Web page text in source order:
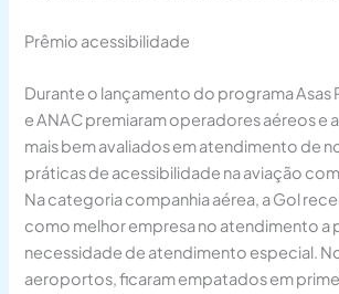
Prêmio acessibilidade
Durante o lançamento do programa Asas
e ANAC premiaram operadores aéreos e
mais bem avaliados em atendimento de
práticas de acessibilidade na aviação
Na categoria companhia aérea, a Gol
como melhor empresa no atendimento a
necessidade de atendimento especial.
aeroportos, ficaram empatados em